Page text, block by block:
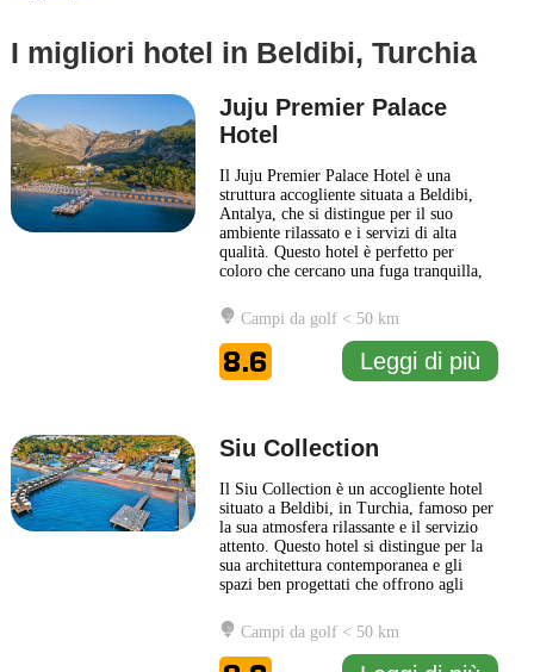
I migliori hotel in Beldibi, Turchia
Juju Premier Palace
Hotel
Il Juju Premier Palace Hotel è una
struttura accogliente situata a Beldibi,
Antalya, che si distingue per il suo
ambiente rilassato e i servizi di alta
qualità. Questo hotel è perfetto per
coloro che cercano una fuga tranquilla,
Costa Turchese. La sua posizione
strategica permette di esplorare le
meraviglie della zona, con spiagge
magnifiche e attrazioni culturali... Leggi
di più
Campi da golf < 50 km
8.6 Leggi di più
Siu Collection
Il Siu Collection è un accogliente hotel
situato a Beldibi, in Turchia, famoso per
la sua atmosfera rilassante e il servizio
attento. Questo hotel si distingue per la
sua architettura contemporanea e gli
spazi ben progettati che offrono agli
piacevole. Gli interni del Siu Collection
sono caratterizzati da un design elegante,
con stanze spaziose e luminose, dotate ...
Campi da golf < 50 km